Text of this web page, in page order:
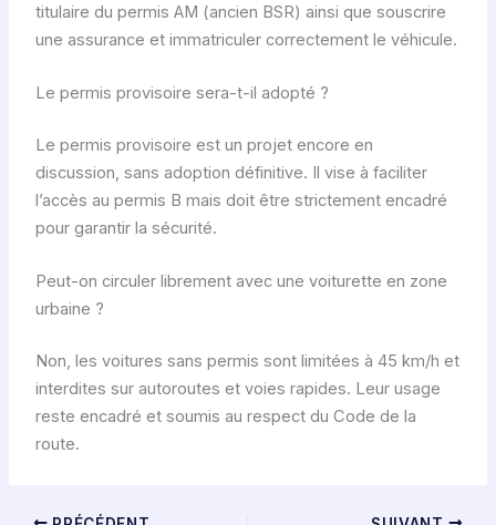
titulaire du permis AM (ancien BSR) ainsi que souscrire
une assurance et immatriculer correctement le véhicule.
Le permis provisoire sera-t-il adopté ?
Le permis provisoire est un projet encore en
discussion, sans adoption définitive. Il vise à faciliter
l’accès au permis B mais doit être strictement encadré
pour garantir la sécurité.
Peut-on circuler librement avec une voiturette en zone
urbaine ?
Non, les voitures sans permis sont limitées à 45 km/h et
interdites sur autoroutes et voies rapides. Leur usage
reste encadré et soumis au respect du Code de la
route.